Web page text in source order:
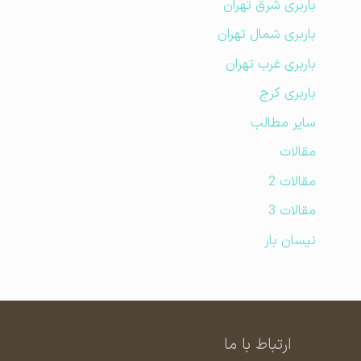
باربری شرق تهران
باربری شمال تهران
باربری غرب تهران
باربری کرج
سایر مطالب
مقالات
مقالات 2
مقالات 3
نیسان بار
ارتباط با ما